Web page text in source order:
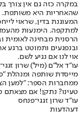
במקרה כזה גם אין צורך
שהאחריות היא משותפת.
המעוגנת בדין, שראוי
למתקפה. הימנעות
הרסנית מבחינה לאומית
ובנפגעים ותמוטט ברגע
אוי לנו אם נגיע לשם.
עו"ד אל"ם (מיל') שרון
מייסדת שותפה ומנהלת
ממחברות הספר: "למען
טעינו? נתקן! אם
עו"ד שרון זגגי־פנחס
דעהדעות